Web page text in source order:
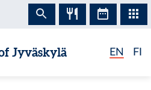
Jyväskylä EN FI